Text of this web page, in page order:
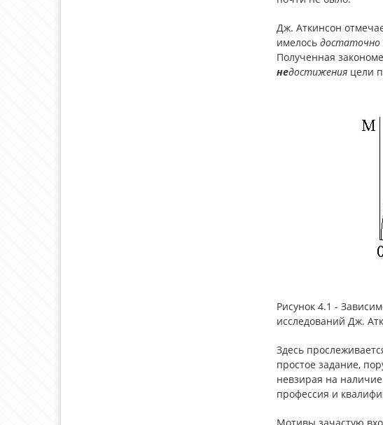
Дж. Аткинсон
имелось достаточно
Полученная
недостиженияцели
Рисунок 4.1 -
исследований Дж.
Здесь
простое задание,
невзирая на
профессия и